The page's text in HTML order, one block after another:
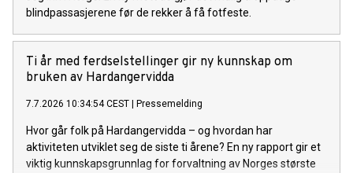
blindpassasjerene før de rekker å få fotfeste.
Ti år med ferdselstellinger gir ny kunnskap om
bruken av Hardangervidda
7.7.2026 10:34:54 CEST Pressemelding
Hvor går folk på Hardangervidda – og hvordan har
aktiviteten utviklet seg de siste ti årene? En ny rapport gir et
viktig kunnskapsgrunnlag for forvaltning av Norges største